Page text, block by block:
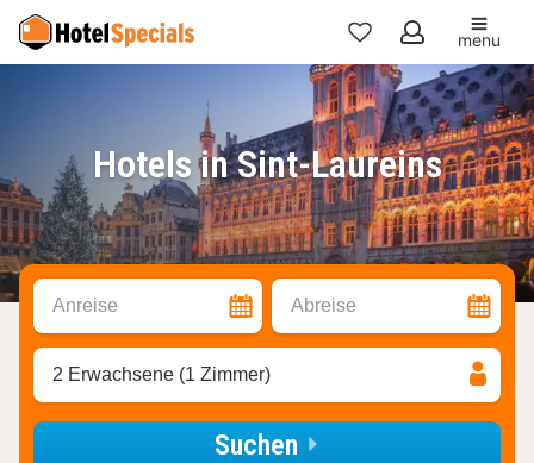
Meine
Favoriten
menu
Hotels in Sint-Laureins
Anreise Abreise
2 Erwachsene (1 Zimmer)
Suchen